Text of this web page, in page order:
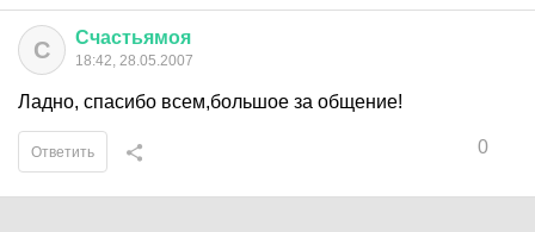
С Счастьямоя
18:42, 28.05.2007
Ладно, спасибо всем,большое за общение!
0
Ответить